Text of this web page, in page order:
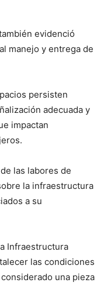
evidenció
manejo y entrega de
persisten
adecuada y
impactan
las labores de
la infraestructura
a su
Infraestructura
las condiciones
una pieza